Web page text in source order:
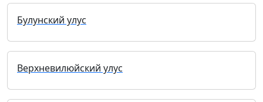
Булунский улус
Верхневилюйский улус